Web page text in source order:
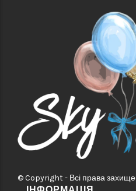
© Copyright - Всі права